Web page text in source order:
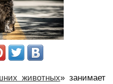
животных» занимает